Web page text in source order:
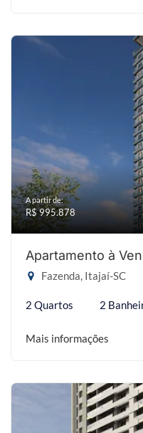
A partir de:
R$ 995.878
Apartamento à
Fazenda, Itajaí-SC
2 Quartos 2
Mais informações